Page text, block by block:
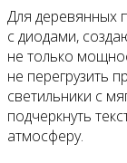
Для деревянных
с диодами,
не только
не перегрузить
светильники с
подчеркнуть
атмосферу.